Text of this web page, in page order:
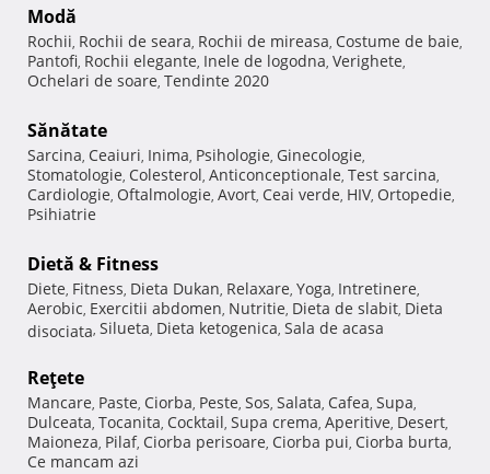
Modă
Rochii, Rochii de seara, Rochii de mireasa, Costume de baie,
Pantofi, Rochii elegante, Inele de logodna, Verighete,
Ochelari de soare, Tendinte 2020
Sănătate
Sarcina, Ceaiuri, Inima, Psihologie, Ginecologie,
Stomatologie, Colesterol, Anticonceptionale, Test sarcina,
Cardiologie, Oftalmologie, Avort, Ceai verde, HIV, Ortopedie,
Psihiatrie
Dietă & Fitness
Diete, Fitness, Dieta Dukan, Relaxare, Yoga, Intretinere,
Aerobic, Exercitii abdomen, Nutritie, Dieta de slabit, Dieta
disociata, Silueta, Dieta ketogenica, Sala de acasa
Reţete
Mancare, Paste, Ciorba, Peste, Sos, Salata, Cafea, Supa,
Dulceata, Tocanita, Cocktail, Supa crema, Aperitive, Desert,
Maioneza, Pilaf, Ciorba perisoare, Ciorba pui, Ciorba burta,
Ce mancam azi